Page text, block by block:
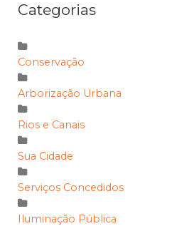
Categorias
Conservação
Arborização Urbana
Rios e Canais
Sua Cidade
Serviços Concedidos
Iluminação Pública